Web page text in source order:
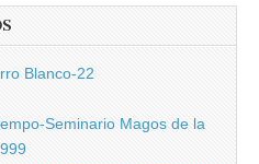
Blanco-22
Seminario Magos de la